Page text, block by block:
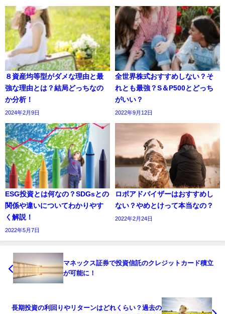
８資産均等型がダメな理由と最
強な理由とは？結局どっちなの
か分析！
2024年2月9日
全世界株式おすすめしない？そ
れとも最強？S＆P500とどっち
がいい？
2022年9月12日
ESG投資とは何なの？SDGsとの
関係や違いについてわかりやす
く解説！
2022年5月7日
ロボアドバイザーはおすすめし
ない？やめとけって本当なの？
2022年2月24日
マネックス証券で投資信託のクレジットカード積立
が可能に！
長期投資の利回りやリターンはどれくらい？過去の